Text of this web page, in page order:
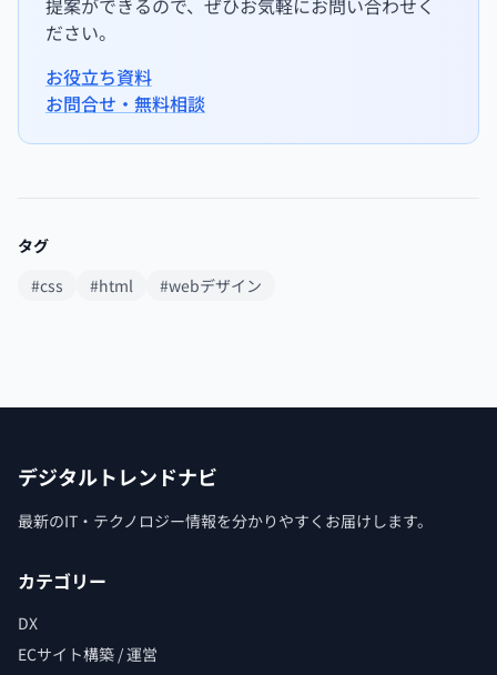
提案ができるので、ぜひお気軽にお問い合わせく
ださい。
お役立ち資料
お問合せ・無料相談
タグ
#css
#html #webデザイン
デジタルトレンドナビ
最新のIT・テクノロジー情報を分かりやすくお届けします。
カテゴリー
DX
ECサイト構築 / 運営